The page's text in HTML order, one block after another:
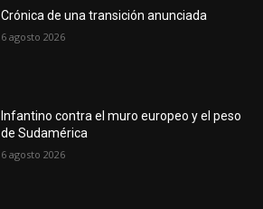
Crónica de una transición anunciada
6 agosto 2026
Infantino contra el muro europeo y el peso
de Sudamérica
6 agosto 2026